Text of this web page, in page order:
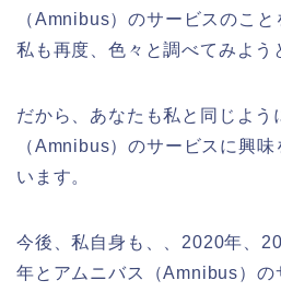
（Amnibus）のサービスのこと
私も再度、色々と調べてみよう
だから、あなたも私と同じよう
（Amnibus）のサービスに興
います。
今後、私自身も、、2020年、
年とアムニバス（Amnibus）の